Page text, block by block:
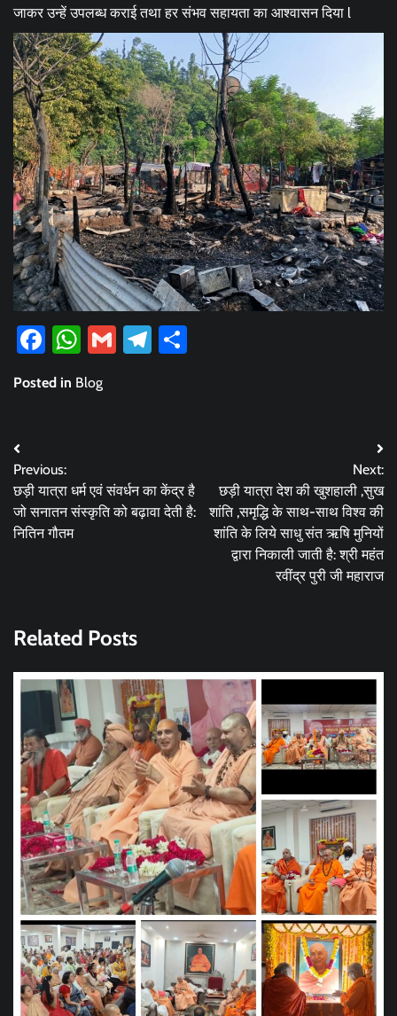
जाकर उन्हें उपलब्ध कराई तथा हर संभव सहायता का आश्वासन दिया l
Facebook
WhatsApp
GmailTelegram
Posted in Blog
Post
navigation
Previous:
छड़ी यात्रा धर्म एवं संवर्धन का केंद्र है
जो सनातन संस्कृति को बढ़ावा देती है:
नितिन गौतम
Next:
छड़ी यात्रा देश की खुशहाली ,सुख
शांति ,समृद्धि के साथ-साथ विश्व की
शांति के लिये साधु संत ऋषि मुनियों
द्वारा निकाली जाती है: श्री महंत
रवींद्र पुरी जी महाराज
Related Posts